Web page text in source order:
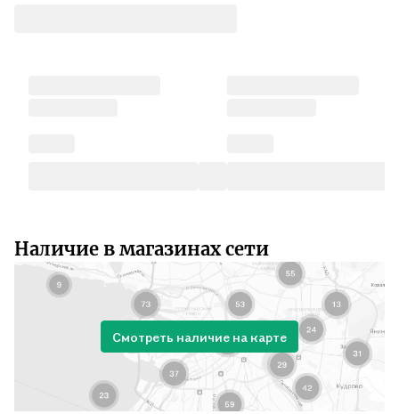
Наличие в магазинах сети
Смотреть наличие на карте